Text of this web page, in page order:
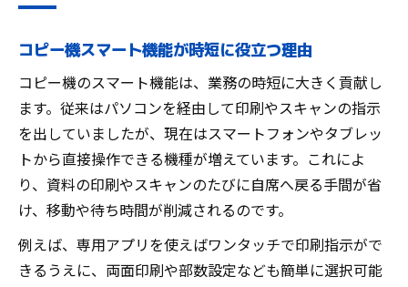
コピー機スマート機能が時短に役立つ理由
コピー機のスマート機能は、業務の時短に大きく貢献し
ます。従来はパソコンを経由して印刷やスキャンの指示
を出していましたが、現在はスマートフォンやタブレッ
トから直接操作できる機種が増えています。これによ
り、資料の印刷やスキャンのたびに自席へ戻る手間が省
け、移動や待ち時間が削減されるのです。
例えば、専用アプリを使えばワンタッチで印刷指示がで
きるうえに、両面印刷や部数設定なども簡単に選択可能